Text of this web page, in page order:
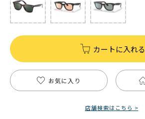
カートに入れる
お気に入り
店舗検索はこちら >